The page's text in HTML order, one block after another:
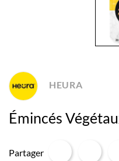
HEURA
Émincés
Partager